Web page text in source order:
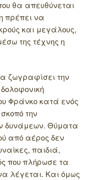
θα απευθύνεται
πρέπει να
και μεγάλους,
της τέχνης η
ζωγραφίσει την
Φράνκο κατά ενός
την
δυνάμεων. Θύματα
από αέρος δεν
παιδιά,
που πλήρωσε τα
λέγεται. Και όμως